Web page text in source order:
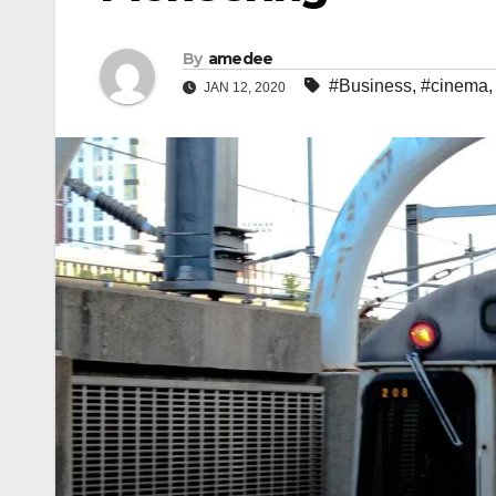
By amedee
JAN 12, 2020 #Business, #cinema,